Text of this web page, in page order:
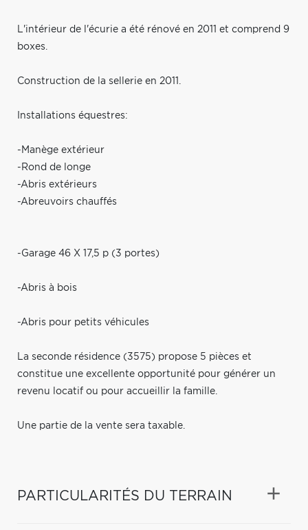
L'intérieur de l'écurie a été rénové en 2011 et comprend 9
boxes.
Construction de la sellerie en 2011.
Installations équestres:
-Manège extérieur
-Rond de longe
-Abris extérieurs
-Abreuvoirs chauffés
-Garage 46 X 17,5 p (3 portes)
-Abris à bois
-Abris pour petits véhicules
La seconde résidence (3575) propose 5 pièces et
constitue une excellente opportunité pour générer un
revenu locatif ou pour accueillir la famille.
Une partie de la vente sera taxable.
PARTICULARITÉS DU TERRAIN